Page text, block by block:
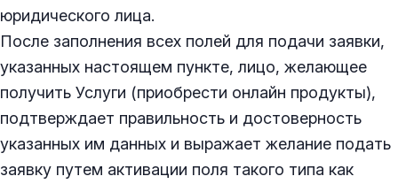
юридического лица.
После заполнения всех полей для подачи заявки,
указанных настоящем пункте, лицо, желающее
получить Услуги (приобрести онлайн продукты),
подтверждает правильность и достоверность
указанных им данных и выражает желание подать
заявку путем активации поля такого типа как